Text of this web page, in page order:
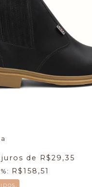
de R$29,35
R$158,51